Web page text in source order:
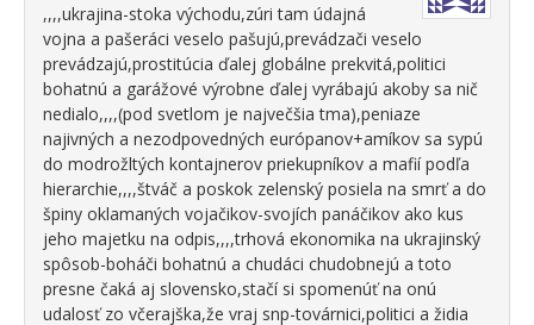
,,,,ukrajina-stoka východu,zúri tam údajná
vojna a pašeráci veselo pašujú,prevádzači veselo
prevádzajú,prostitúcia ďalej globálne prekvitá,politici
bohatnú a garážové výrobne ďalej vyrábajú akoby sa nič
nedialo,,,,(pod svetlom je največšia tma),peniaze
najivných a nezodpovedných európanov+amíkov sa sypú
do modrožltých kontajnerov priekupníkov a mafií podľa
hierarchie,,,,štváč a poskok zelenský posiela na smrť a do
špiny oklamaných vojačikov-svojích panáčikov ako kus
jeho majetku na odpis,,,,trhová ekonomika na ukrajinský
spôsob-boháči bohatnú a chudáci chudobnejú a toto
presne čaká aj slovensko,stačí si spomenúť na onú
udalosť zo včerajška,že vraj snp-továrnici,politici a židia